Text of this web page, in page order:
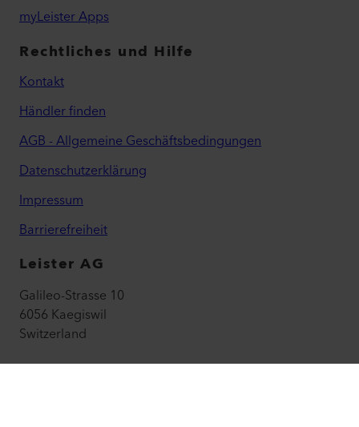
myLeister Apps
Rechtliches und Hilfe
Kontakt
Händler finden
AGB - Allgemeine Geschäftsbedingungen
Datenschutzerklärung
Impressum
Barrierefreiheit
Leister AG
Galileo-Strasse 10
6056 Kaegiswil
Switzerland